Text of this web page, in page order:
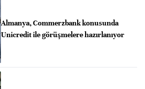
Almanya, Commerzbank konusunda
Unicredit ile görüşmelere hazırlanıyor